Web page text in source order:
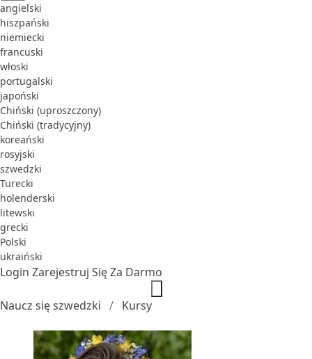
angielski
hiszpański
niemiecki
francuski
włoski
portugalski
japoński
Chiński (uproszczony)
Chiński (tradycyjny)
koreański
rosyjski
szwedzki
Turecki
holenderski
litewski
grecki
Polski
ukraiński
Login Zarejestruj Się Za Darmo
Naucz się szwedzki Kursy